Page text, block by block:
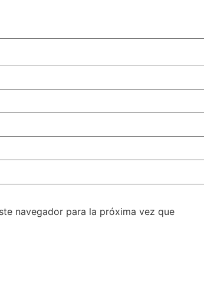
navegador para la próxima vez que